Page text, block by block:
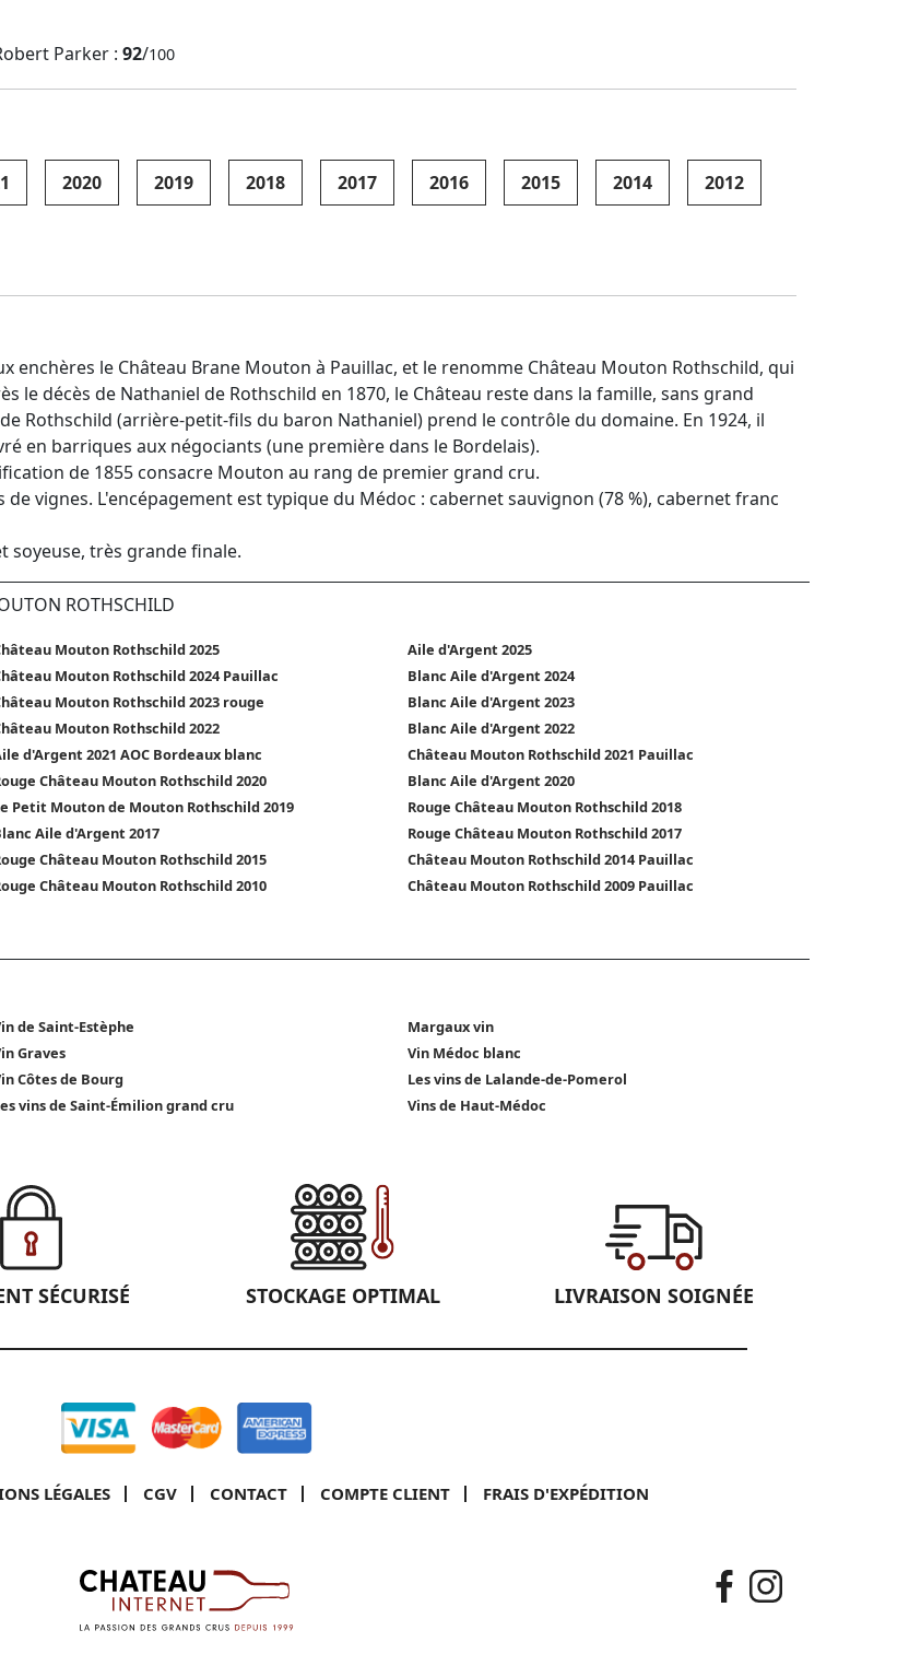
Parker : 92/100
2020 2019 2018 2017 2016 2015 2014 2012
enchères le Château Brane Mouton à Pauillac, et le renomme Château Mouton Rothschild, qui
le décès de Nathaniel de Rothschild en 1870, le Château reste dans la famille, sans grand
Rothschild (arrière-petit-fils du baron Nathaniel) prend le contrôle du domaine. En 1924, il
en barriques aux négociants (une première dans le Bordelais).
de 1855 consacre Mouton au rang de premier grand cru.
vignes. L'encépagement est typique du Médoc : cabernet sauvignon (78 %), cabernet franc
soyeuse, très grande finale.
ROTHSCHILD
Mouton Rothschild 2025
Aile d'Argent 2025
Mouton Rothschild 2024 Pauillac
Blanc Aile d'Argent 2024
Mouton Rothschild 2023 rouge
Blanc Aile d'Argent 2023
Mouton Rothschild 2022
Blanc Aile d'Argent 2022
d'Argent 2021 AOC Bordeaux blanc
Château Mouton Rothschild 2021 Pauillac
Château Mouton Rothschild 2020
Blanc Aile d'Argent 2020
Petit Mouton de Mouton Rothschild 2019
Rouge Château Mouton Rothschild 2018
Aile d'Argent 2017
Rouge Château Mouton Rothschild 2017
Château Mouton Rothschild 2015
Château Mouton Rothschild 2014 Pauillac
Château Mouton Rothschild 2010
Château Mouton Rothschild 2009 Pauillac
de Saint-Estèphe
Margaux vin
Graves
Vin Médoc blanc
Côtes de Bourg
Les vins de Lalande-de-Pomerol
vins de Saint-Émilion grand cru
Vins de Haut-Médoc
SÉCURISÉ STOCKAGE OPTIMAL LIVRAISON SOIGNÉE
LÉGALES CGV CONTACT COMPTE CLIENT FRAIS D'EXPÉDITION